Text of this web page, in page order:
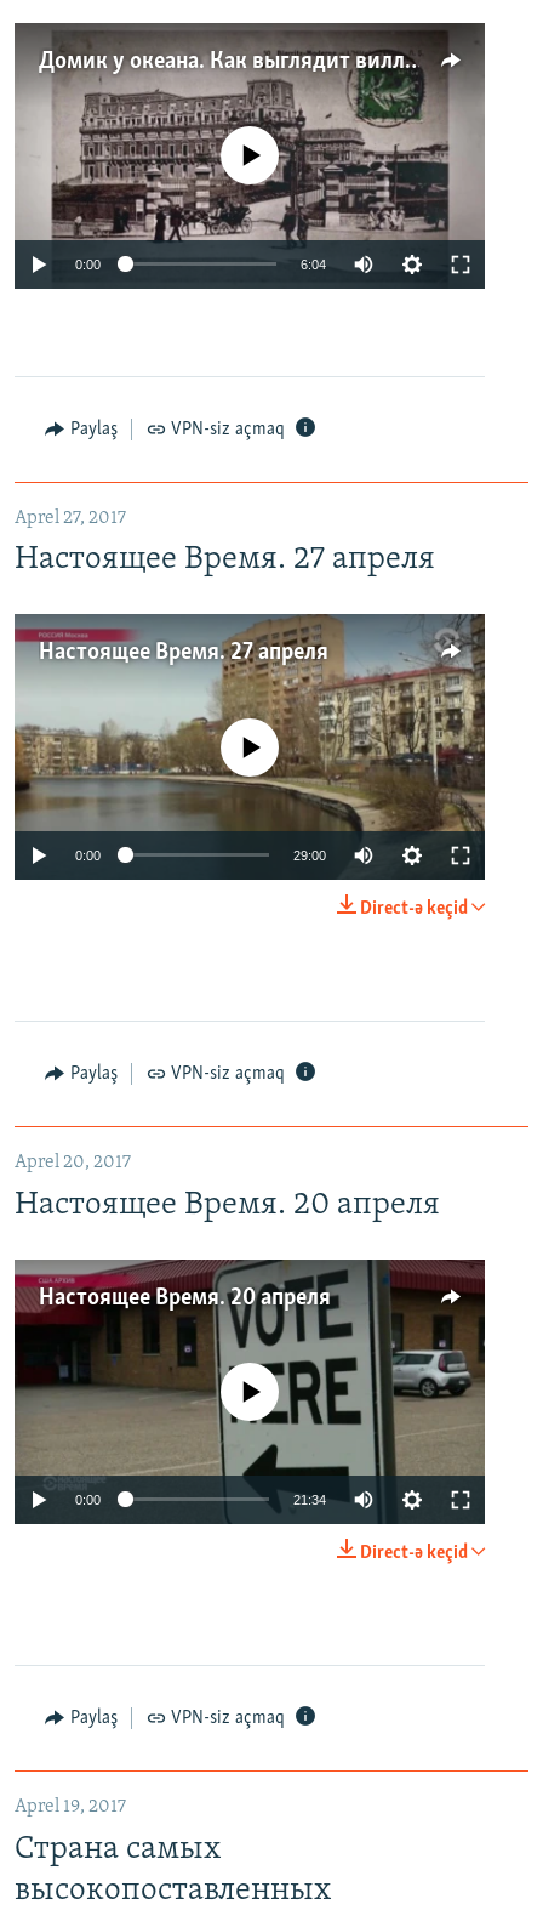
Домик у океана. Как выглядит вилла для Людмилы Путиной – репортаж с юга Франции
No media source currently available
0:00 6:04
Paylaş VPN-siz açmaq
Aprel 27, 2017
Настоящее Время. 27 апреля
Настоящее Время. 27 апреля
No media source currently available
0:00 29:00
Direct-ə keçid
Paylaş VPN-siz açmaq
Aprel 20, 2017
Настоящее Время. 20 апреля
Настоящее Время. 20 апреля
No media source currently available
0:00 21:34
Direct-ə keçid
Paylaş VPN-siz açmaq
Aprel 19, 2017
Страна самых
высокопоставленных